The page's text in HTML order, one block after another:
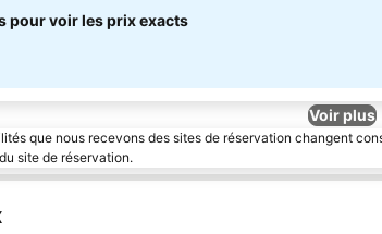
pour voir les prix exacts
Voir plus
que nous recevons des sites de réservation changent
site de réservation.